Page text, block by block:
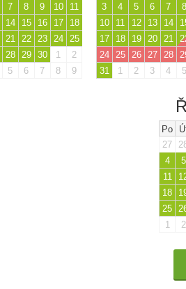
7 8 9 10
11
14 15 16 17
18
21 22 23 24
25
28 29 30 1
2
5 6 7 8 9
3
4 5 6 7 8
10
11 12 13 14
17
18 19 20 21
24
25 26 27 28
31
1 2 3 4 5
Po
27
4
5
11
18
25
1
2